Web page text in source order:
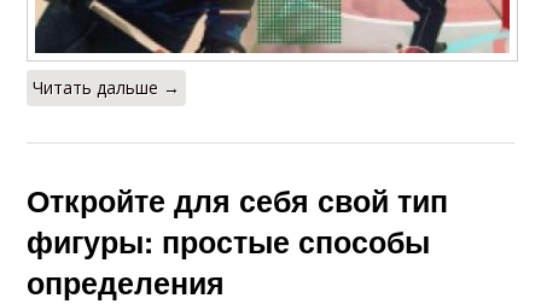
Читать дальше →
Откройте для себя свой тип
фигуры: простые способы
определения